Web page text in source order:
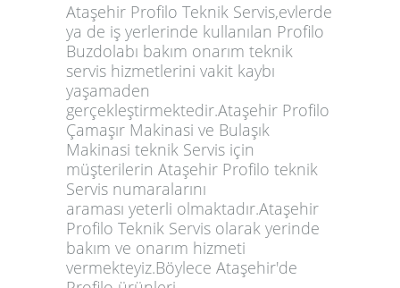
Ataşehir Profilo Teknik Servis,evlerde
ya de iş yerlerinde kullanılan Profilo
Buzdolabı bakım onarım teknik
servis hizmetlerini vakit kaybı
yaşamaden
gerçekleştirmektedir.Ataşehir Profilo
Çamaşır Makinasi ve Bulaşık
Makinasi teknik Servis için
müşterilerin Ataşehir Profilo teknik
Servis numaralarını
araması yeterli olmaktadır.Ataşehir
Profilo Teknik Servis olarak yerinde
bakım ve onarım hizmeti
vermekteyiz.Böylece Ataşehir'de